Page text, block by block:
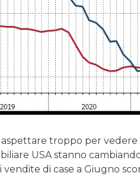
troppo per
USA stanno
di case a Giugno